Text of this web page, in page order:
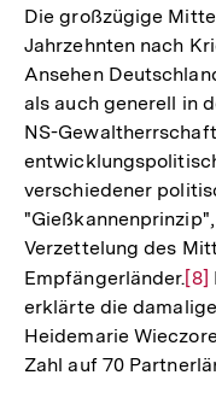
Die großzügige
Jahrzehnten nach
Ansehen
als auch generell in
NS-
verschiedener
Verzettelung des
Empfängerländer.Zur
der
[8]
erklärte die
Heidemarie
Zahl auf 70